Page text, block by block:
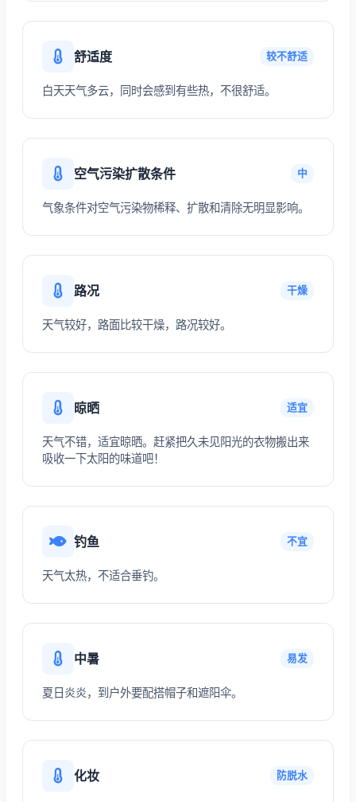
舒适度 较不舒适
白天天气多云，同时会感到有些热，不很舒适。
空气污染扩散条件 中
气象条件对空气污染物稀释、扩散和清除无明显影响。
路况 干燥
天气较好，路面比较干燥，路况较好。
晾晒 适宜
天气不错，适宜晾晒。赶紧把久未见阳光的衣物搬出来
吸收一下太阳的味道吧！
钓鱼 不宜
天气太热，不适合垂钓。
中暑 易发
夏日炎炎，到户外要配搭帽子和遮阳伞。
化妆 防脱水